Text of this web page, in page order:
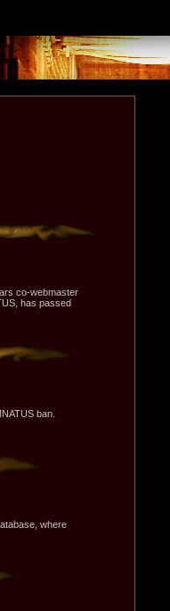
co-webmaster
has passed
ban.
where